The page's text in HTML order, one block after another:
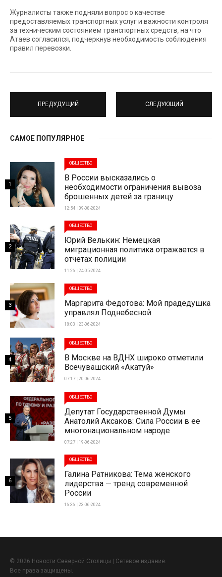
Журналисты также подняли вопрос о качестве
предоставляемых транспортных услуг и важности контроля
за техническим состоянием транспортных средств, на что
Атаев согласился, подчеркнув необходимость соблюдения
правил перевозки.
ПРЕДУДУЩИЙ СЛЕДУЮЩИЙ
САМОЕ ПОПУЛЯРНОЕ
ОБЩЕСТВО
В России высказались о
необходимости ограничения вывоза
брошенных детей за границу
12:54 | 09-08-2024
1
ОБЩЕСТВО
Юрий Велькин: Немецкая
миграционная политика отражается в
отчетах полиции
11:26 | 24-05-2024
2
ОБЩЕСТВО
Маргарита Федотова: Мой прадедушка
управлял Поднебесной
18:03 | 23-06-2024
3
ОБЩЕСТВО
В Москве на ВДНХ широко отметили
Всечувашский «Акатуй»
07:17 | 20-06-2024
4
ОБЩЕСТВО
Депутат Государственной Думы
Анатолий Аксаков: Сила России в ее
многонациональном народе
07:27 | 19-06-2024
5
ОБЩЕСТВО
Галина Ратникова: Тема женского
лидерства — тренд современной
России
16:36 | 23-06-2024
6
© 2026 Новости Северной Столицы | Сетевое издание.
Все права защищены.